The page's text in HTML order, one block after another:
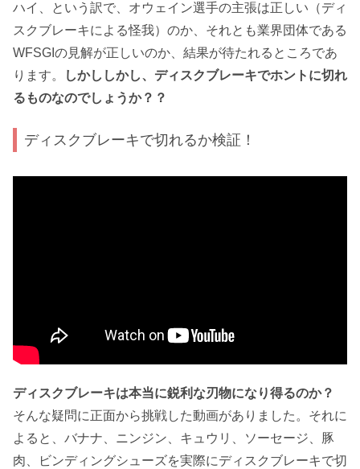
ハイ、という訳で、オウェイン選手の主張は正しい（ディ
スクブレーキによる怪我）のか、それとも業界団体である
WFSGIの見解が正しいのか、結果が待たれるところであ
ります。
しかししかし、ディスクブレーキでホントに切れ
るものなのでしょうか？？
ディスクブレーキで切れるか検証！
ディスクブレーキは本当に鋭利な刃物になり得るのか？
そんな疑問に正面から挑戦した動画がありました。それに
よると、バナナ、ニンジン、キュウリ、ソーセージ、豚
肉、ビンディングシューズを実際にディスクブレーキで切